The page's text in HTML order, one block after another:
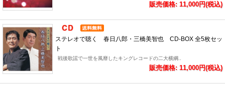
販売価格: 11,000円(税込)
ステレオで聴く 春日八郎・三橋美智也 CD-BOX 全5枚セッ
ト
戦後歌謡で一世を風靡したキングレコードの二大横綱..
販売価格: 11,000円(税込)